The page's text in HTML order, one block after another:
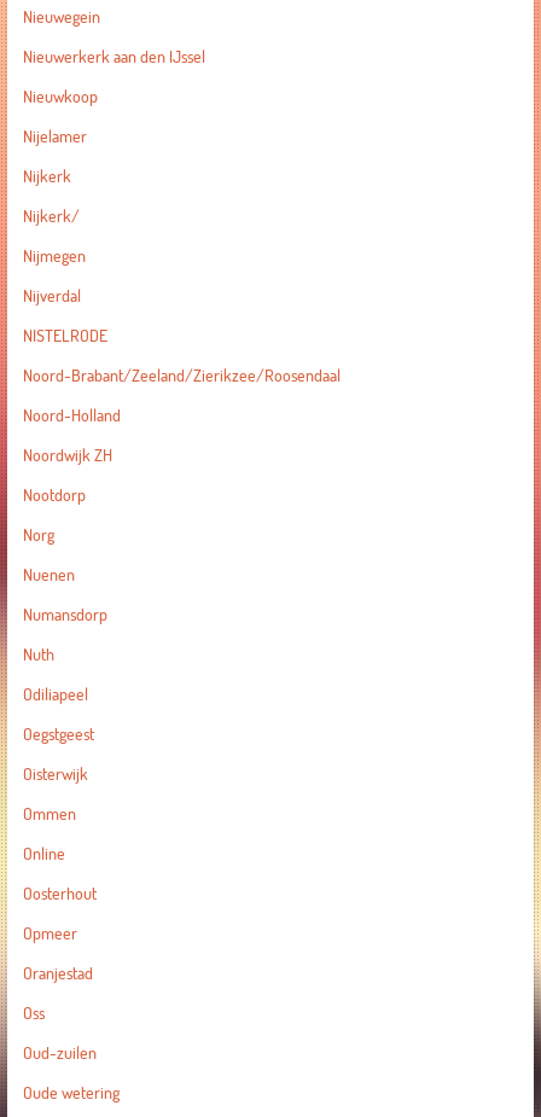
Nieuwegein
Nieuwerkerk aan den IJssel
Nieuwkoop
Nijelamer
Nijkerk
Nijkerk/
Nijmegen
Nijverdal
NISTELRODE
Noord-Brabant/Zeeland/Zierikzee/Roosendaal
Noord-Holland
Noordwijk ZH
Nootdorp
Norg
Nuenen
Numansdorp
Nuth
Odiliapeel
Oegstgeest
Oisterwijk
Ommen
Online
Oosterhout
Opmeer
Oranjestad
Oss
Oud-zuilen
Oude wetering